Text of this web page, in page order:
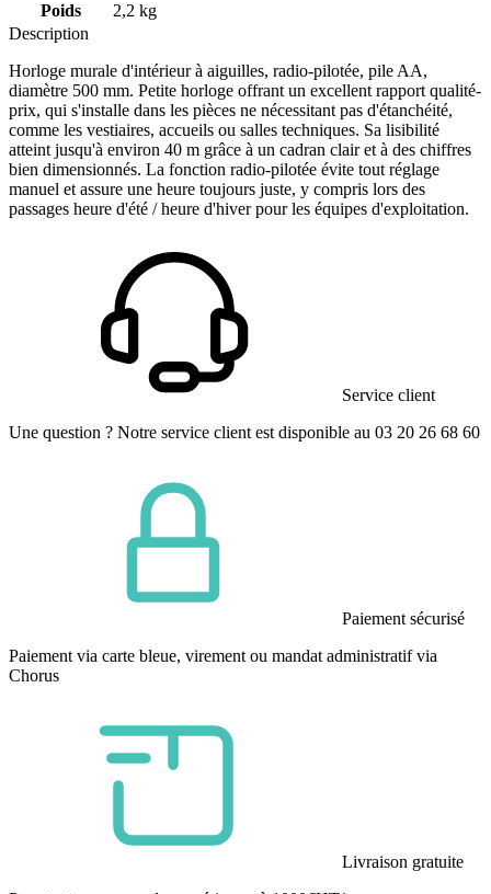
Poids
2,2 kg
Description
Horloge murale d'intérieur à aiguilles, radio-pilotée, pile AA,
diamètre 500 mm. Petite horloge offrant un excellent rapport qualité-
prix, qui s'installe dans les pièces ne nécessitant pas d'étanchéité,
comme les vestiaires, accueils ou salles techniques. Sa lisibilité
atteint jusqu'à environ 40 m grâce à un cadran clair et à des chiffres
bien dimensionnés. La fonction radio-pilotée évite tout réglage
manuel et assure une heure toujours juste, y compris lors des
passages heure d'été / heure d'hiver pour les équipes d'exploitation.
Service client
Une question ? Notre service client est disponible au 03 20 26 68 60
Paiement sécurisé
Paiement via carte bleue, virement ou mandat administratif via
Chorus
Livraison gratuite